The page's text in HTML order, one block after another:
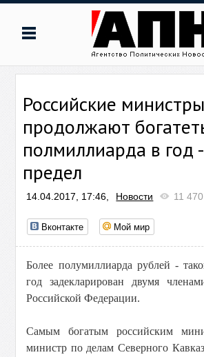
Российские министры
продолжают
полмиллиарда в год
предел
14.04.2017, 17:46, Новости 11 470
Вконтакте Мой мир
Более полумиллиарда рублей -
год задекларирован двумя
Российской Федерации.
Самым богатым российским
министр по делам Северного